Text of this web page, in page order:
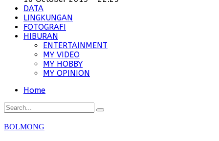
DATA
LINGKUNGAN
FOTOGRAFI
HIBURAN
ENTERTAINMENT
MY VIDEO
MY HOBBY
MY OPINION
Home
BOLMONG